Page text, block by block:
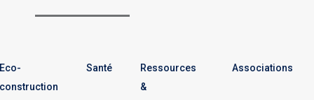
Eco-
construction
Santé
Ressources
&
Associations